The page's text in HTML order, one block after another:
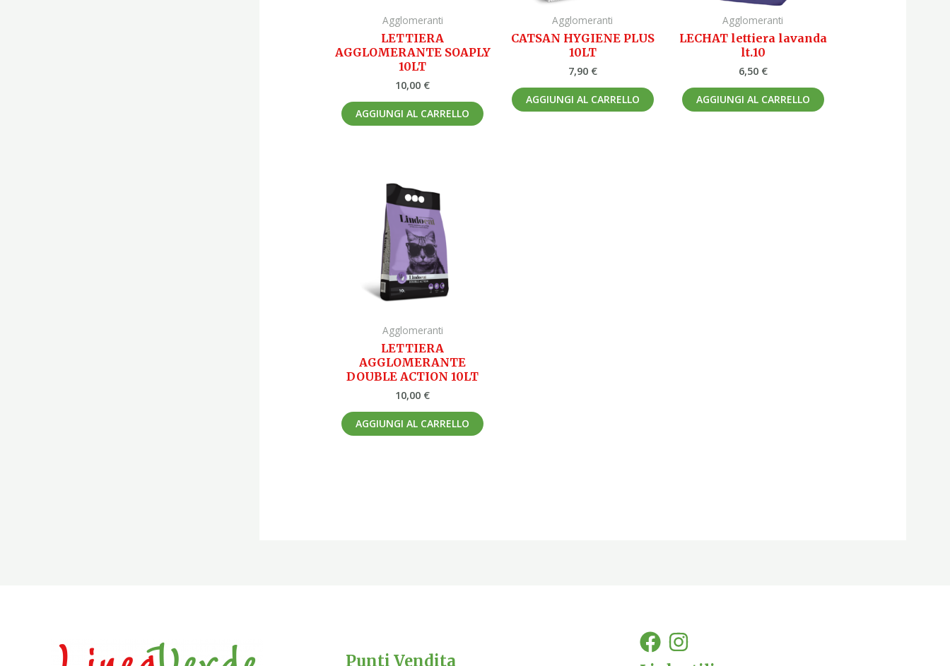
Agglomeranti
LETTIERA
AGGLOMERANTE SOAPLY
10LT
10,00 €
AGGIUNGI AL CARRELLO
Agglomeranti
CATSAN HYGIENE PLUS
10LT
7,90 €
AGGIUNGI AL CARRELLO
Agglomeranti
LECHAT lettiera lavanda
lt.10
6,50 €
AGGIUNGI AL CARRELLO
Agglomeranti
LETTIERA
AGGLOMERANTE
DOUBLE ACTION 10LT
10,00 €
AGGIUNGI AL CARRELLO
Punti Vendita